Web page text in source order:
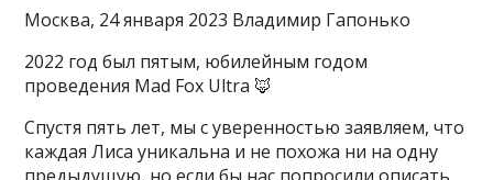
Москва, 24 января 2023 Владимир Гапонько
2022 год был пятым, юбилейным годом
проведения Mad Fox Ultra 🦊
Спустя пять лет, мы с уверенностью заявляем, что
каждая Лиса уникальна и не похожа ни на одну